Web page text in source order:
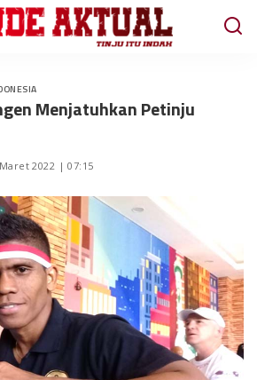
Menjatuhkan Petinju
2022 | 07:15